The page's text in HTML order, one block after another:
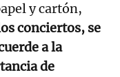
y cartón,
conciertos, se
a la
de